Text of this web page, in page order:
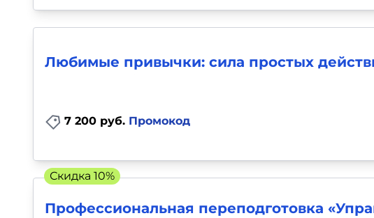
Любимые привычки: сила простых
7 200 руб. Промокод
Профессиональная переподготовка
Скидка 10%